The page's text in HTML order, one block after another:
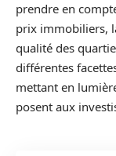
prendre en
prix immobiliers,
qualité des
différentes
mettant en
posent aux